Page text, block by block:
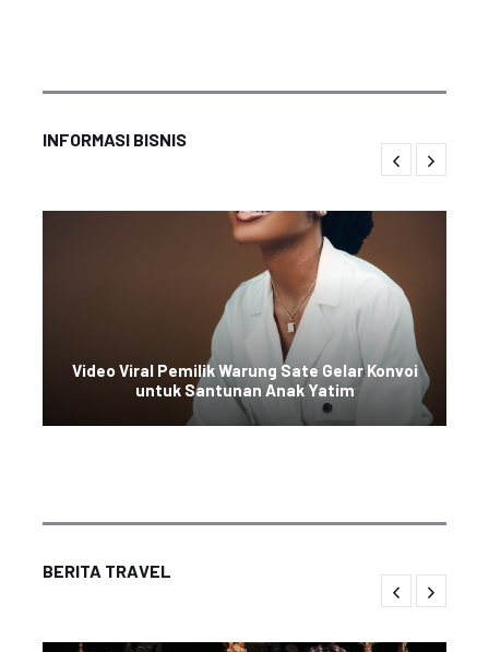
INFORMASI BISNIS
Video Viral Pemilik Warung Sate Gelar Konvoi
untuk Santunan Anak Yatim
BERITA TRAVEL